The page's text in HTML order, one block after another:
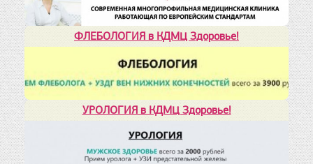
ФЛЕБОЛОГИЯ в КДМЦ Здоровье!
УРОЛОГИЯ в КДМЦ Здоровье!